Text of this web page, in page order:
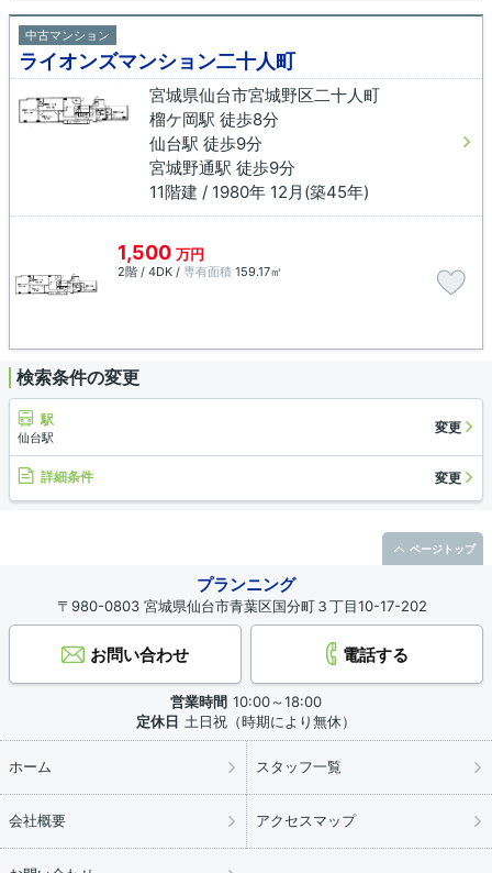
中古マンション
ライオンズマンション二十人町
宮城県仙台市宮城野区二十人町
榴ケ岡駅 徒歩8分
仙台駅 徒歩9分
宮城野通駅 徒歩9分
11階建 / 1980年 12月(築45年)
1,500 万円
2階 / 4DK / 専有面積 159.17㎡
検索条件の変更
駅
仙台駅
変更
詳細条件 変更
プランニング
〒980-0803 宮城県仙台市青葉区国分町３丁目10-17-202
お問い合わせ 電話する
営業時間 10:00～18:00
定休日 土日祝（時期により無休）
ホーム スタッフ一覧
会社概要 アクセスマップ
ページトップ